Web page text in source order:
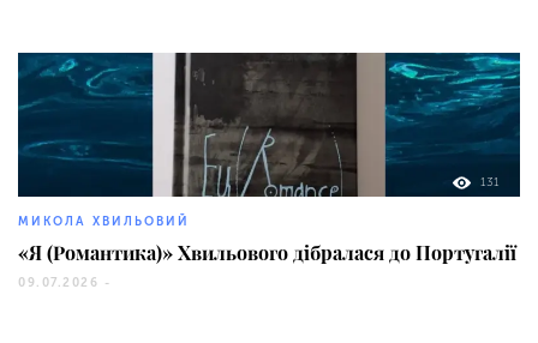
131
МИКОЛА ХВИЛЬОВИЙ
«Я (Романтика)» Хвильового дібралася до Португалії
09.07.2026 -